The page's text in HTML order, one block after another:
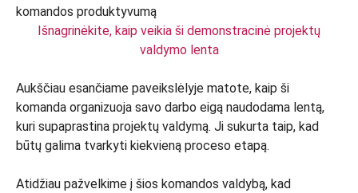
Išnagrinėkite, kaip veikia ši demonstracinė projektų
valdymo lenta
Aukščiau esančiame paveikslėlyje matote, kaip ši
komanda organizuoja savo darbo eigą naudodama lentą,
kuri supaprastina projektų valdymą. Ji sukurta taip, kad
būtų galima tvarkyti kiekvieną proceso etapą.
Atidžiau pažvelkime į šios komandos valdybą, kad